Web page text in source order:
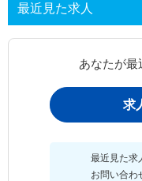
最近見た求人
あなたが最
求
最近見た求
お問い合わ